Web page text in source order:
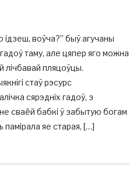
воўча?” быў агучаны
таму, але цяпер яго можна
лічбавай пляцоўцы.
стаў рэсурс
сярэдніх гадоў, з
сваёй бабкі ў забытую богам
яе старая, […]